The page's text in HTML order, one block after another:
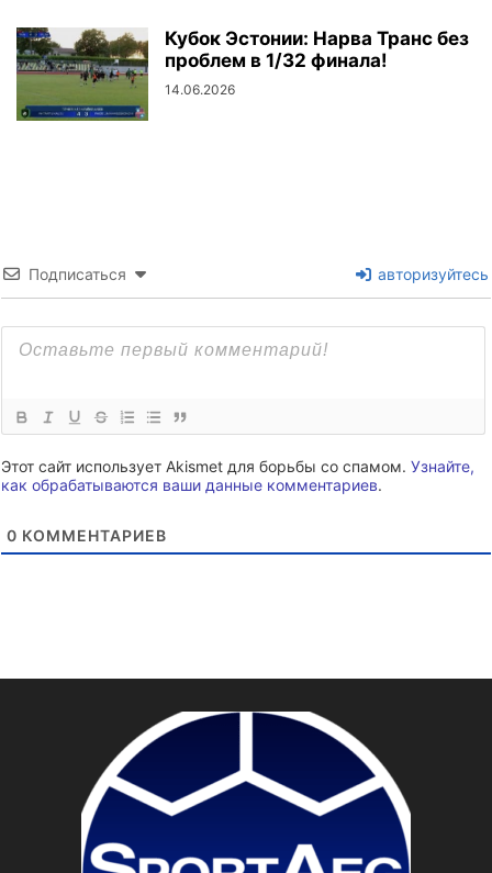
Кубок Эстонии: Нарва Транс без
проблем в 1/32 финала!
14.06.2026
Подписаться авторизуйтесь
Этот сайт использует Akismet для борьбы со спамом. Узнайте,
как обрабатываются ваши данные комментариев.
0 КОММЕНТАРИЕВ